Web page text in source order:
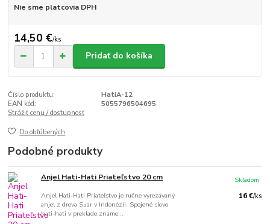
Nie sme platcovia DPH
14,50 €/ks
Pridať do košíka
Číslo produktu:
HatiA-12
EAN kód:
5055796504695
Strážiť cenu / dostupnosť
Do obľúbených
Podobné produkty
Anjel Hati-Hati Priateľstvo 20 cm
Anjel Hati-Hati Priateľstvo je ručne vyrezávaný
anjel z dreva Suar v Indonézii. Spojené slovo
hati-hati v preklade zname...
16 €/ks
Skladom